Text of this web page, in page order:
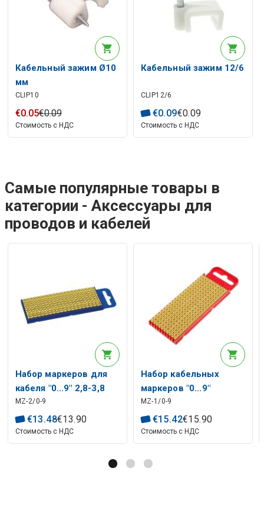
Кабельный зажим Ø10
мм
CLIP10
€0.05€0.09
Стоимость с НДС
Кабельный зажим 12/6
CLIP12/6
€0.09€0.09
Стоимость с НДС
Самые популярные товары в
категории - Аксессуары для
проводов и кабелей
Набор маркеров для
кабеля "0...9" 2,8-3,8
мм (200 шт.)
MZ-2/0-9
€13.48€13.90
Стоимость с НДС
Набор кабельных
маркеров "0...9"
200Внт. 2,0-2,8 мм
MZ-1/0-9
€15.42€15.90
Стоимость с НДС